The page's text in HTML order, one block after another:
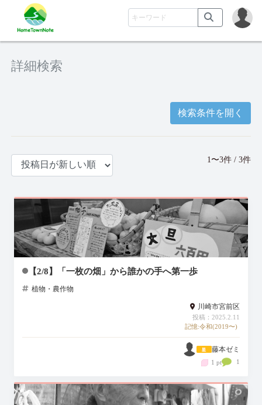
詳細検索
検索条件を開く
1〜3件 / 3件
【2/8】「一枚の畑」から誰かの手へ第一歩
植物・農作物
川崎市宮前区
投稿：2025.2.11
記憶:令和(2019〜)
藤本ゼミ
1 pt 1